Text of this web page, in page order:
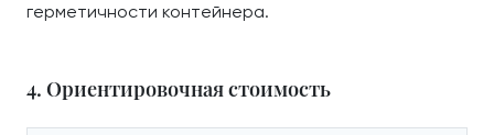
герметичности контейнера.
4. Ориентировочная стоимость